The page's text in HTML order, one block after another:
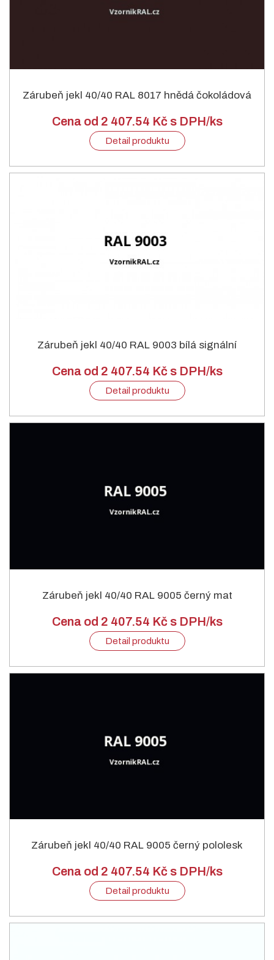
Zárubeň jekl 40/40 RAL 8017 hnědá čokoládová
Cena od 2 407.54 Kč s DPH/ks
Detail produktu
Zárubeň jekl 40/40 RAL 9003 bílá signální
Cena od 2 407.54 Kč s DPH/ks
Detail produktu
Zárubeň jekl 40/40 RAL 9005 černý mat
Cena od 2 407.54 Kč s DPH/ks
Detail produktu
Zárubeň jekl 40/40 RAL 9005 černý pololesk
Cena od 2 407.54 Kč s DPH/ks
Detail produktu